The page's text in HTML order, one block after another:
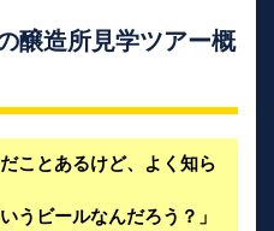
醸造所見学ツアー概
ことあるけど、よく知ら
うビールなんだろう？」